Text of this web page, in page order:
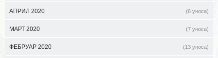
АПРИЛ 2020 (6 уноса)
МАРТ 2020 (7 уноса)
ФЕБРУАР 2020 (13 уноса)